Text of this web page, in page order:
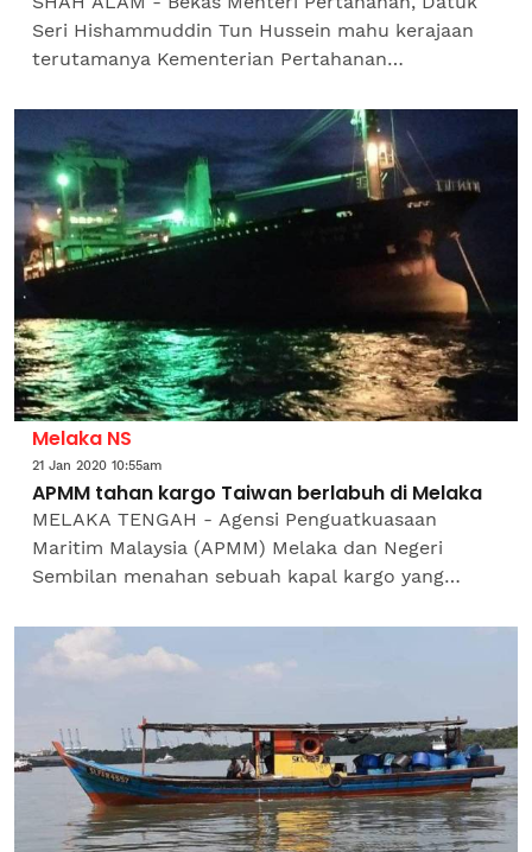
Seri Hishammuddin Tun Hussein mahu kerajaan
terutamanya Kementerian Pertahanan
lagi Perjanjian Kerjasama...
Melaka NS
21 Jan 2020 10:55am
APMM tahan kargo Taiwan berlabuh di Melaka
MELAKA TENGAH - Agensi Penguatkuasaan
Maritim Malaysia (APMM) Melaka dan Negeri
Sembilan menahan sebuah kapal kargo yang
awal pagi tadi. Pengarahnya,...